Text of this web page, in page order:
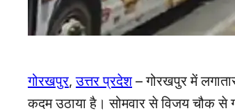
गोरखपुर,उत्तर प्रदेश– गोरखपुर में
कदम उठाया है। सोमवार से विजय चौक